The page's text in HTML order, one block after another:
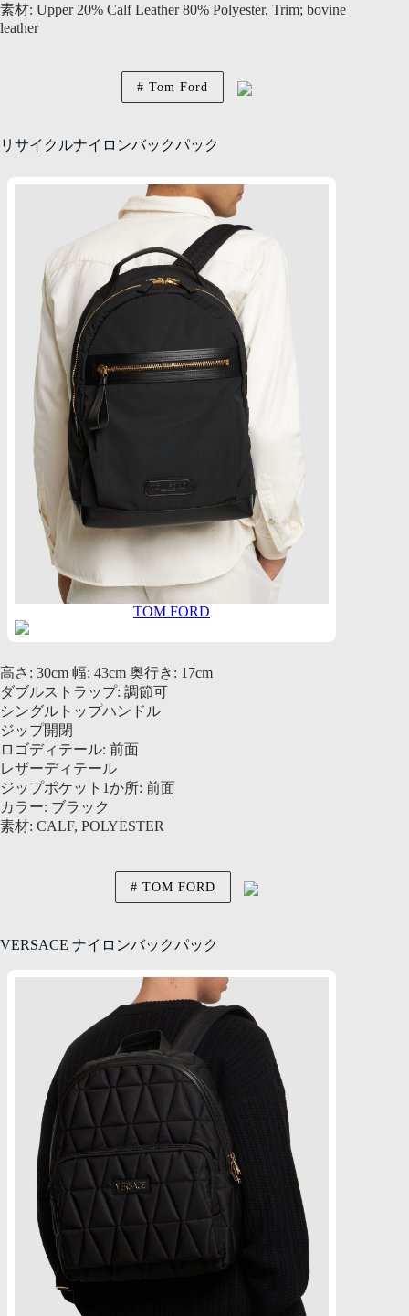
素材: Upper 20% Calf Leather 80% Polyester, Trim; bovine
leather
Tom Ford
リサイクルナイロンバックパック
TOM FORD
高さ: 30cm 幅: 43cm 奥行き: 17cm
ダブルストラップ: 調節可
シングルトップハンドル
ジップ開閉
ロゴディテール: 前面
レザーディテール
ジップポケット1か所: 前面
カラー: ブラック
素材: CALF, POLYESTER
TOM FORD
VERSACE ナイロンバックパック